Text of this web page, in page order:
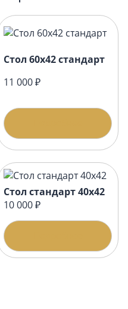
Стол 60х42 стандарт
11 000 ₽
Стол стандарт 40х42
10 000 ₽